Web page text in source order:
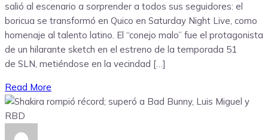
salió al escenario a sorprender a todos sus seguidores: el
boricua se transformó en Quico en Saturday Night Live, como
homenaje al talento latino. El “conejo malo” fue el protagonista
de un hilarante sketch en el estreno de la temporada 51
de SLN, metiéndose en la vecindad […]
Read More